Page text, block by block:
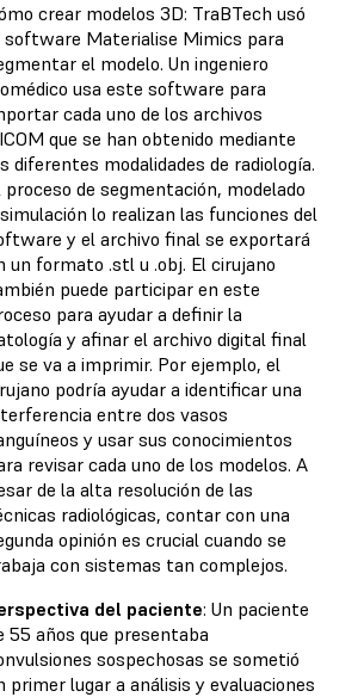
crear modelos 3D: TraBTech usó
software Materialise Mimics para
el modelo. Un ingeniero
usa este software para
cada uno de los archivos
que se han obtenido mediante
diferentes modalidades de radiología.
proceso de segmentación, modelado
lo realizan las funciones del
y el archivo final se exportará
un formato .stl u .obj. El cirujano
puede participar en este
para ayudar a definir la
y afinar el archivo digital final
se va a imprimir. Por ejemplo, el
podría ayudar a identificar una
entre dos vasos
y usar sus conocimientos
revisar cada uno de los modelos. A
de la alta resolución de las
radiológicas, contar con una
opinión es crucial cuando se
con sistemas tan complejos.
del paciente: Un paciente
55 años que presentaba
sospechosas se sometió
primer lugar a análisis y evaluaciones